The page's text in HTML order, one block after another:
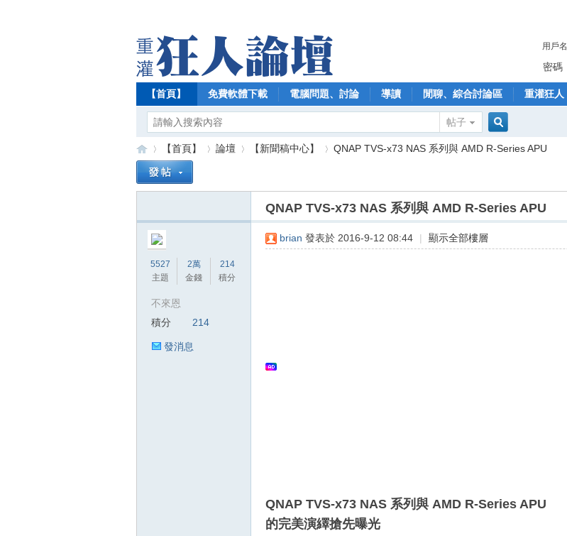
用戶名
密碼
【首頁】 免費軟體下載 電腦問題、討論 導讀 閒聊、綜合討論區 重灌狂人
帖子
搜
索
【首頁】 論壇 【新聞稿中心】
›
QNAP TVS-x73 NAS 系列與 AMD R-Series APU
QNAP TVS-x73 NAS 系列與 AMD R-Series APU
5527
主題
2萬
金錢
214
積分
不來恩
積分
214
發消息
brian 發表於 2016-9-12 08:44 | 顯示全部樓層
QNAP TVS-x73 NAS 系列與 AMD R-Series APU
的完美演繹搶先曝光